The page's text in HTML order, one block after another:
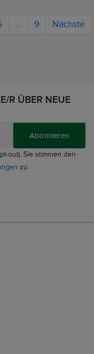
... 9 Nächste
R ÜBER NEUE
Abonnieren
out). Sie stimmen den
zu.